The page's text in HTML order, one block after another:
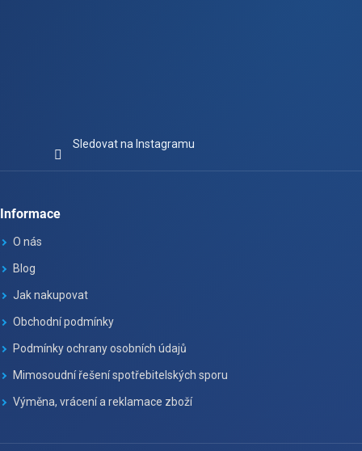
Sledovat na Instagramu
Informace
O nás
Blog
Jak nakupovat
Obchodní podmínky
Podmínky ochrany osobních údajů
Mimosoudní řešení spotřebitelských sporu
Výměna, vrácení a reklamace zboží